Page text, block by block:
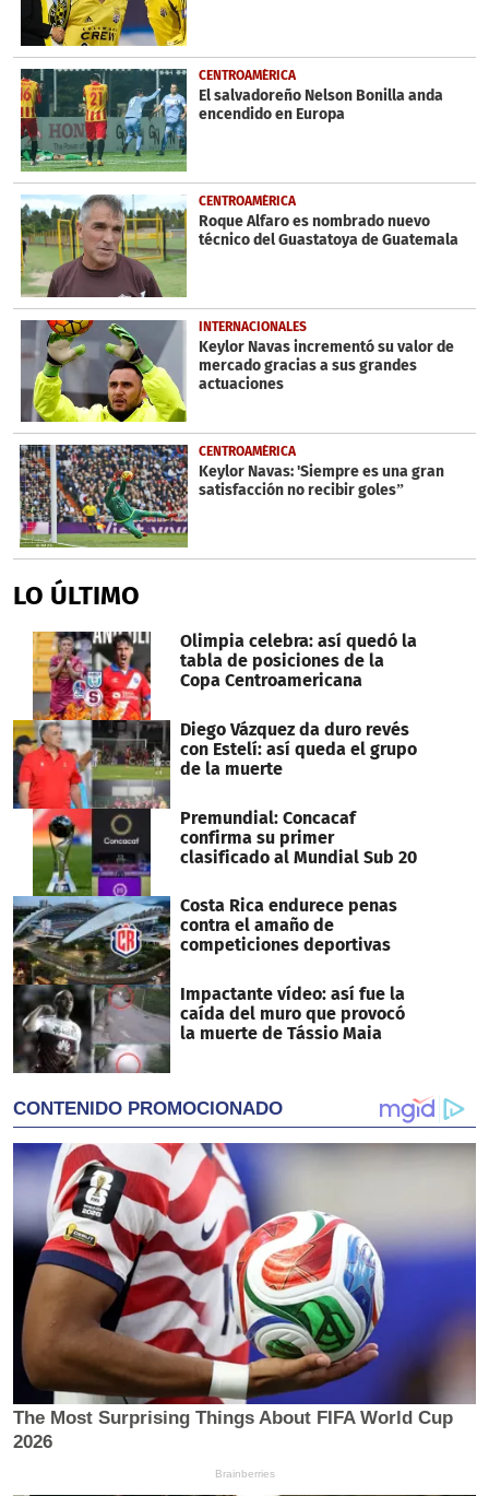
CENTROAMÉRICA
El salvadoreño Nelson Bonilla anda
encendido en Europa
CENTROAMÉRICA
Roque Alfaro es nombrado nuevo
técnico del Guastatoya de Guatemala
INTERNACIONALES
Keylor Navas incrementó su valor de
mercado gracias a sus grandes
actuaciones
CENTROAMÉRICA
Keylor Navas: 'Siempre es una gran
satisfacción no recibir goles”
LO ÚLTIMO
Olimpia celebra: así quedó la
tabla de posiciones de la
Copa Centroamericana
Diego Vázquez da duro revés
con Estelí: así queda el grupo
de la muerte
Premundial: Concacaf
confirma su primer
clasificado al Mundial Sub 20
Costa Rica endurece penas
contra el amaño de
competiciones deportivas
Impactante vídeo: así fue la
caída del muro que provocó
la muerte de Tássio Maia